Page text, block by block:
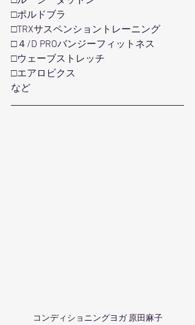
□ポルドブラ
□TRXサスペンショントレーニング
□４/D PROバンジーフィットネス
□ウェーブストレッチ
□エアロビクス
など
コンディショニングヨガ 原田麻子